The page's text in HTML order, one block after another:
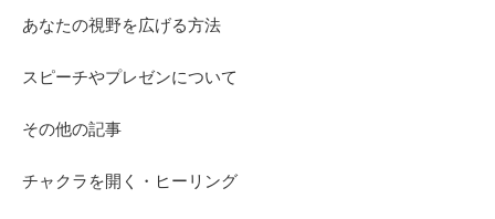
あなたの視野を広げる方法
スピーチやプレゼンについて
その他の記事
チャクラを開く・ヒーリング